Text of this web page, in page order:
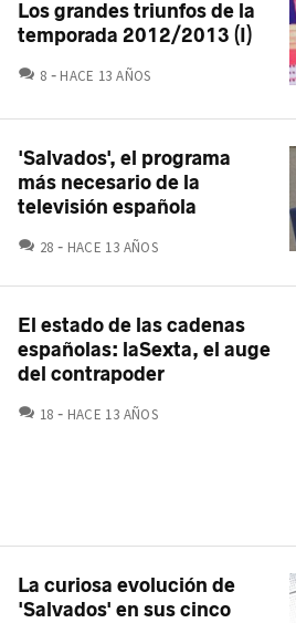
Los grandes triunfos de la
temporada 2012/2013 (I)
8 COMENTARIOS
HACE 13 AÑOS
'Salvados', el programa
más necesario de la
televisión española
28 COMENTARIOS
HACE 13 AÑOS
El estado de las cadenas
españolas: laSexta, el auge
del contrapoder
18 COMENTARIOS
HACE 13 AÑOS
La curiosa evolución de
'Salvados' en sus cinco